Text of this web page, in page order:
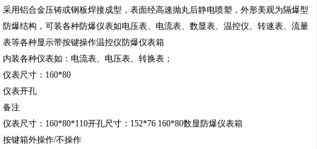
采用铝合金压铸或钢板焊接成型，表面经高速抛丸后静电喷塑，外形美观为隔爆型
防爆结构，可装各种防爆仪表如电压表、电流表、数显表、温控仪、转速表、流量
表等各种显示带按键操作温控仪防爆仪表箱
内装各种仪表如：电流表、电压表、转换表；
仪表尺寸：160*80
仪表开孔
备注
仪表尺寸：160*80*110开孔尺寸：152*76 160*80数显防爆仪表箱
按键箱外操作/不操作